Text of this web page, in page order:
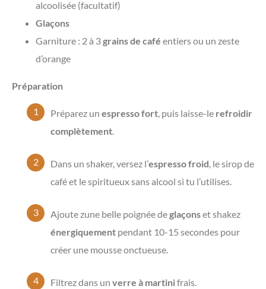
alcoolisée (facultatif)
Glaçons
Garniture : 2 à 3grains de café entiers ou un zeste
d’orange
Préparation
Préparez un espresso fort, puis laisse-le refroidir
complètement.
Dans un shaker, versez l’espresso froid, le sirop de
café et le spiritueux sans alcool si tu l’utilises.
Ajoute zune belle poignée deglaçonset shakez
énergiquement pendant 10-15 secondes pour
créer une mousse onctueuse.
Filtrez dans un verre à martinifrais.